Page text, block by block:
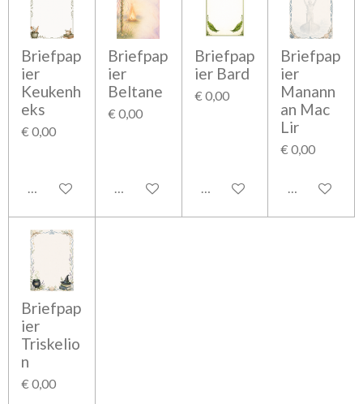
Briefpap
ier
Keukenh
eks
€ 0,00
In winkelwagen
Briefpap
ier
Beltane
€ 0,00
In winkelwagen
Briefpap
ier Bard
€ 0,00
In winkelwagen
Briefpap
ier
Manann
an Mac
Lir
€ 0,00
In
Briefpap
ier
Triskelio
n
€ 0,00